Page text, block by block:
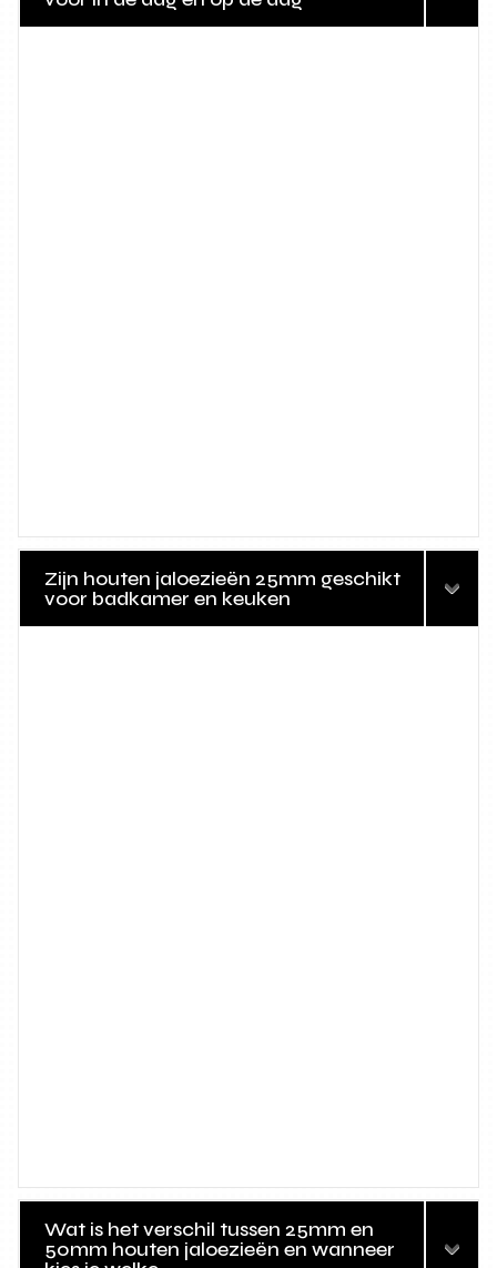
Zijn houten jaloezieën 25mm geschikt
voor badkamer en keuken
Wat is het verschil tussen 25mm en
50mm houten jaloezieën en wanneer